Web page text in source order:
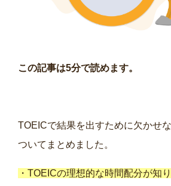
この記事は5分で読めます。
TOEICで結果を出すために欠かせ
ついてまとめました。
・TOEICの理想的な時間配分が知